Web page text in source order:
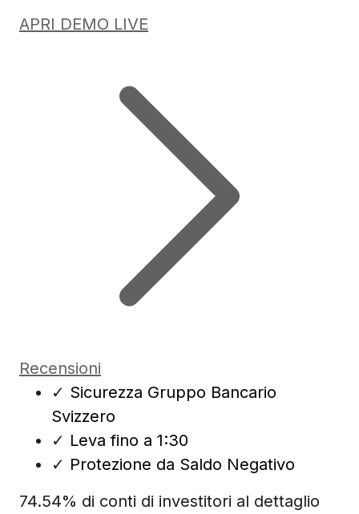
APRI DEMO LIVE
Recensioni
✓ Sicurezza Gruppo Bancario
Svizzero
✓ Leva fino a 1:30
✓ Protezione da Saldo Negativo
74.54% di conti di investitori al dettaglio